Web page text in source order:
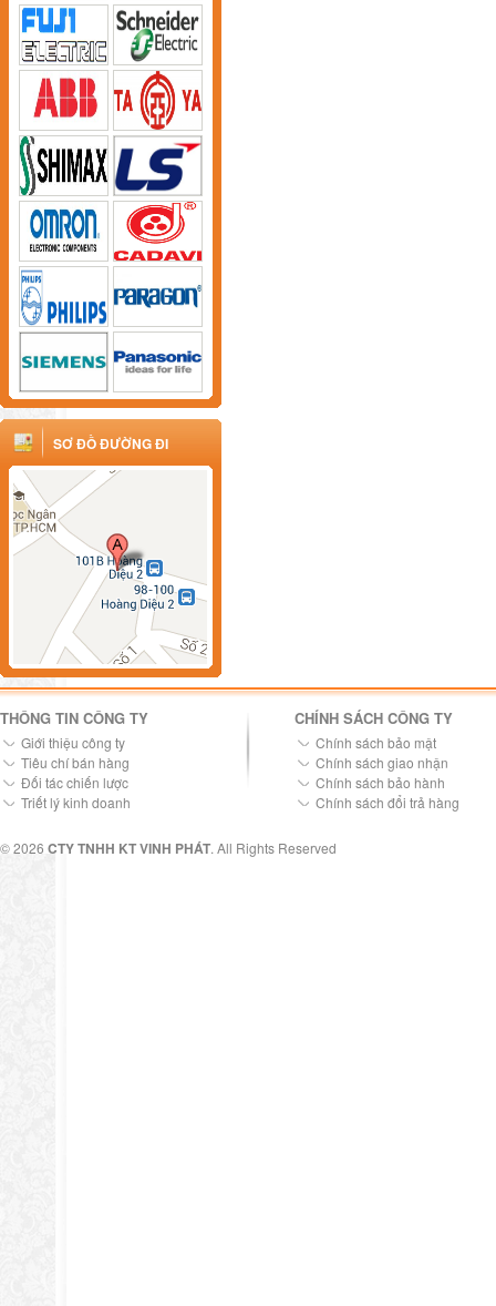
SƠ ĐỒ ĐƯỜNG ĐI
THÔNG TIN CÔNG TY
Giới thiệu công ty
Tiêu chí bán hàng
Đối tác chiến lược
Triết lý kinh doanh
CHÍNH SÁCH CÔNG TY
Chính sách bảo mật
Chính sách giao nhận
Chính sách bảo hành
Chính sách đổi trả hàng
© 2026 CTY TNHH KT VINH PHÁT. All Rights Reserved